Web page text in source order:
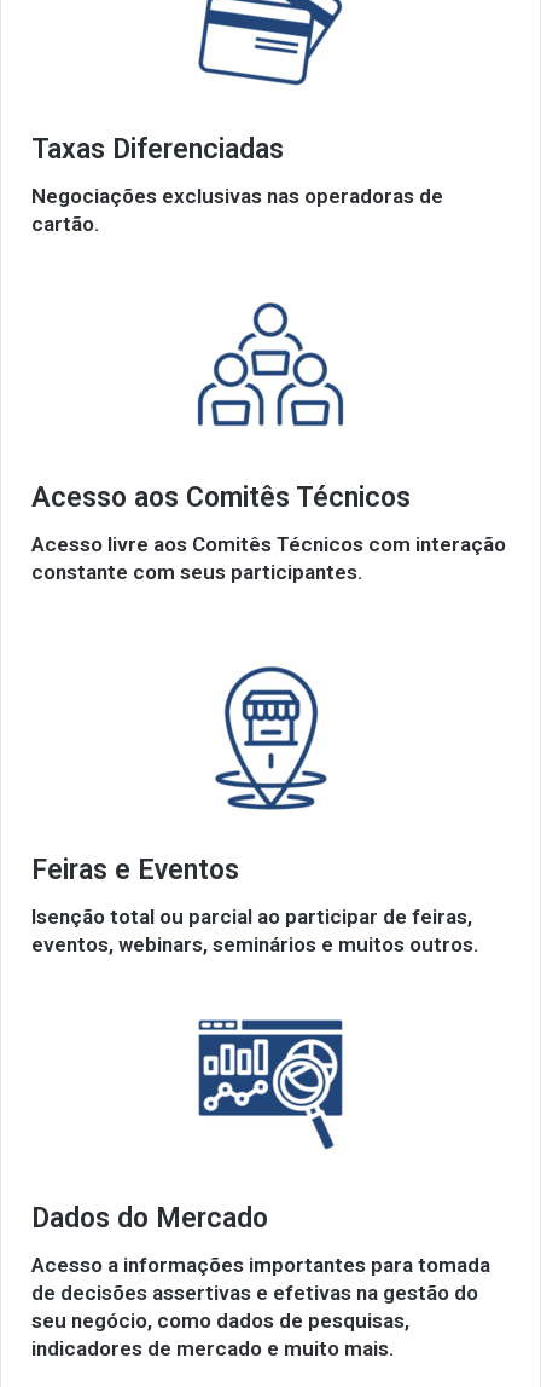
Taxas Diferenciadas
Negociações exclusivas nas operadoras de
cartão.
Acesso aos Comitês Técnicos
Acesso livre aos Comitês Técnicos com interação
constante com seus participantes.
Feiras e Eventos
Isenção total ou parcial ao participar de feiras,
eventos, webinars, seminários e muitos outros.
Dados do Mercado
Acesso a informações importantes para tomada
de decisões assertivas e efetivas na gestão do
seu negócio, como dados de pesquisas,
indicadores de mercado e muito mais.